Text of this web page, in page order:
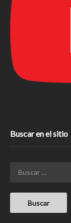
Buscar en el sitio